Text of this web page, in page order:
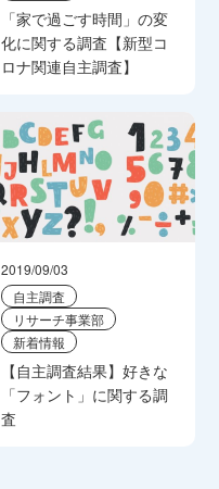
「家で過ごす時間」の変
化に関する調査【新型コ
ロナ関連自主調査】
2019/09/03
自主調査
リサーチ事業部
新着情報
【自主調査結果】好きな
「フォント」に関する調
査